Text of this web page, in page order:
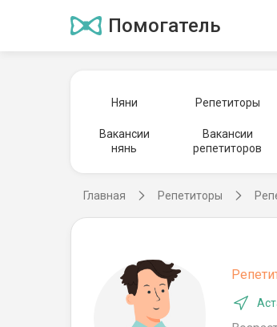
Помогатель
Няни Репетиторы
Вакансии
нянь
Вакансии
репетиторов
Главная Репетиторы